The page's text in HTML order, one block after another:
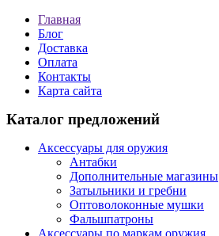
Главная
Блог
Доставка
Оплата
Контакты
Карта сайта
Каталог предложений
Аксессуары для оружия
Антабки
Дополнительные магазины
Затыльники и гребни
Оптоволоконные мушки
Фальшпатроны
Аксессуары по маркам оружия